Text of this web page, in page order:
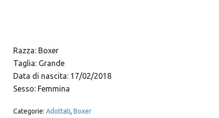
Razza: Boxer
Taglia: Grande
Data di nascita: 17/02/2018
Sesso: Femmina
Categorie: Adottati, Boxer